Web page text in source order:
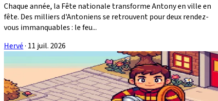
Chaque année, la Fête nationale transforme Antony en ville en
fête. Des milliers d'Antoniens se retrouvent pour deux rendez-
vous immanquables : le feu...
Hervé· 11 juil. 2026